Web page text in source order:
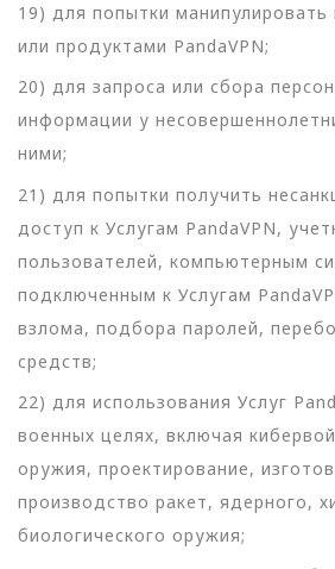
19) для попытки манипулировать
или продуктами PandaVPN;
20) для запроса или сбора
информации у
ними;
21) для попытки получить
доступ к Услугам PandaVPN,
пользователей, компьютерным
подключенным к Услугам
взлома, подбора паролей,
средств;
22) для использования Услуг
военных целях, включая
оружия, проектирование,
производство ракет, ядерного,
биологического оружия;